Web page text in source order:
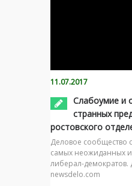
11.07.2017
Слабоумие и
странных
ростовского
Деловое сообщество
самых неожиданных
либерал-
newsdelo.com